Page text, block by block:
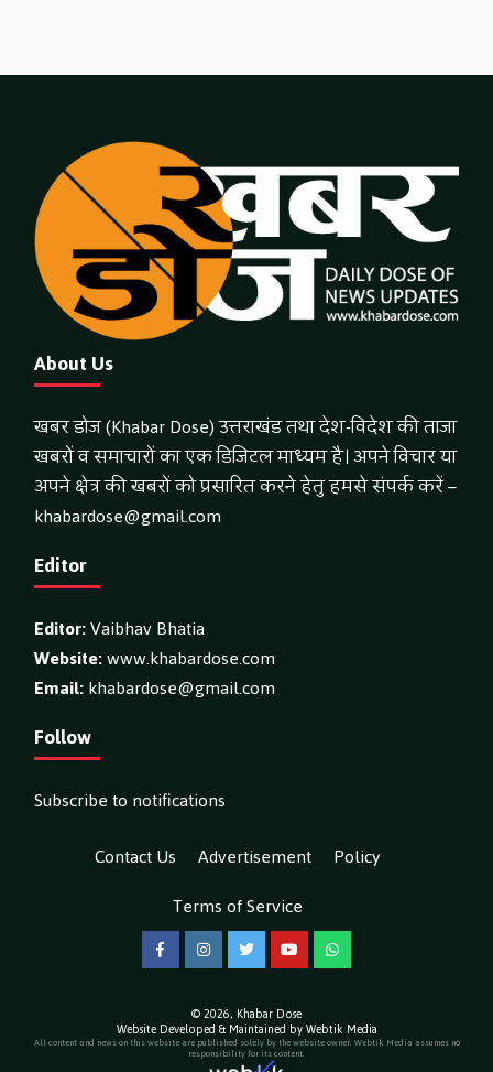
About Us
खबर डोज (Khabar Dose) उत्तराखंड तथा देश-विदेश की ताजा
खबरों व समाचारों का एक डिजिटल माध्यम है। अपने विचार या
अपने क्षेत्र की खबरों को प्रसारित करने हेतु हमसे संपर्क करें –
khabardose@gmail.com
Editor
Editor:Vaibhav Bhatia
Website:www.khabardose.com
Email:khabardose@gmail.com
Follow
Subscribe to notifications
Contact Us
Advertisement
Policy
Terms of Service
FacebookInstagramTwitterYouTubeWhatsApp
© 2026, Khabar Dose
Website Developed & Maintained by Webtik Media
All content and news on this website are published solely by the website owner. Webtik Media assumes no
responsibility for its content.